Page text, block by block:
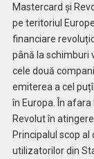
Mastercard și
pe teritoriul
financiare
până la schimburi
cele două
emiterea a cel
în Europa. În
Revolut în
Principalul scop
utilizatorilor din